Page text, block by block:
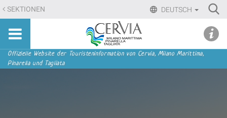
Direkt
zum
Inhalt
Direkt
zur
DEUTSCH
SEKTIONEN
Sito
turistico
ufficiale
Sektionen
Offizielle Website der Touristeninformation von Cervia, Milano Marittima,
Pinarella und Tagliata
menu